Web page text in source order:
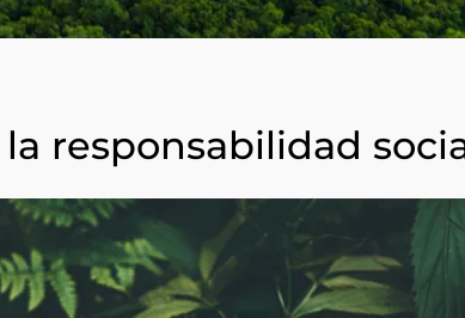
Sur (coreano)
responsabilidad